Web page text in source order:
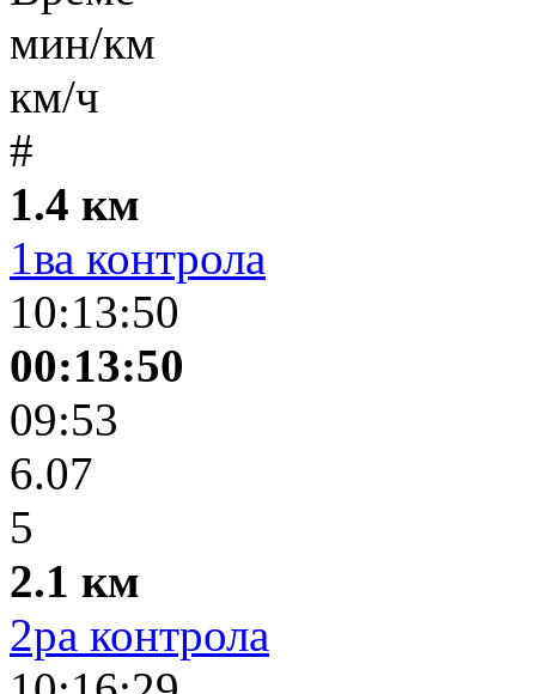
мин/км
км/ч
#
1.4 км
1ва контрола
10:13:50
00:13:50
09:53
6.07
5
2.1 км
2ра контрола